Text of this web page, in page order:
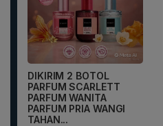
DIKIRIM 2 BOTOL
PARFUM SCARLETT
PARFUM WANITA
PARFUM PRIA WANGI
TAHAN...